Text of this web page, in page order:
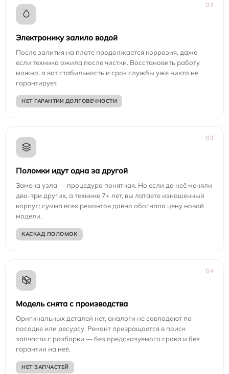
02
Электронику залило водой
После залития на плате продолжается коррозия, даже
если техника ожила после чистки. Восстановить работу
можно, а вот стабильность и срок службы уже никто не
гарантирует.
НЕТ ГАРАНТИИ ДОЛГОВЕЧНОСТИ
03
Поломки идут одна за другой
Замена узла — процедура понятная. Но если до неё меняли
два-три других, а технике 7+ лет, вы латаете изношенный
корпус: сумма всех ремонтов давно обогнала цену новой
модели.
КАСКАД ПОЛОМОК
04
Модель снята с производства
Оригинальных деталей нет, аналоги не совпадают по
посадке или ресурсу. Ремонт превращается в поиск
запчасти с разборки — без предсказуемого срока и без
гарантии на неё.
НЕТ ЗАПЧАСТЕЙ